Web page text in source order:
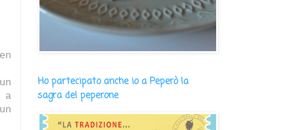
a
Ho partecipato anche io a Peperò la
sagra del peperone